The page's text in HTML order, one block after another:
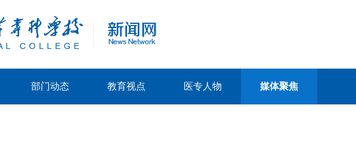
部门动态 教育视点 医专人物 媒体聚焦